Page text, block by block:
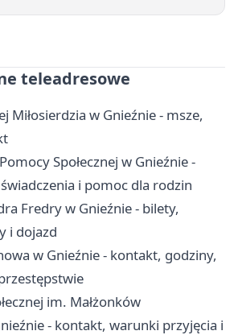
teleadresowe
Miłosierdzia w Gnieźnie - msze,
Społecznej w Gnieźnie -
i pomoc dla rodzin
Fredry w Gnieźnie - bilety,
i dojazd
w Gnieźnie - kontakt, godziny,
im. Małżonków
- kontakt, warunki przyjęcia i